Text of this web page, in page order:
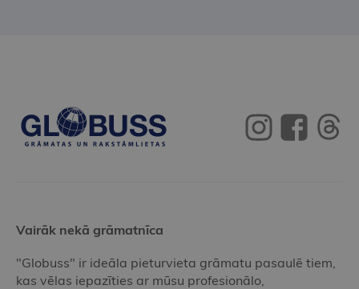
Vairāk nekā grāmatnīca
"Globuss" ir ideāla pieturvieta grāmatu pasaulē tiem,
kas vēlas iepazīties ar mūsu profesionālo,